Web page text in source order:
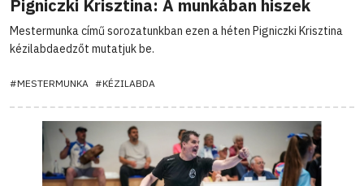
Pigniczki Krisztina: A munkában hiszek
Mestermunka című sorozatunkban ezen a héten Pigniczki Krisztina
kézilabdaedzőt mutatjuk be.
#MESTERMUNKA #KÉZILABDA